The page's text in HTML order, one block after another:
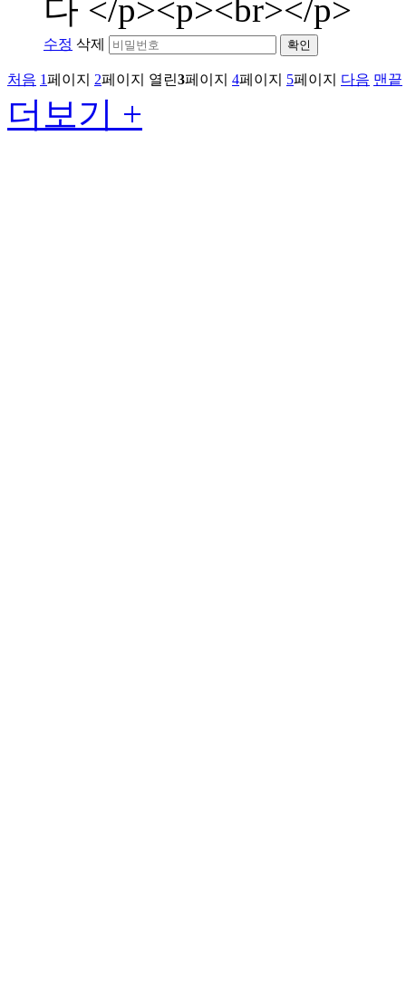
다 </p><p><br></p>
수정 삭제 확인
처음 1페이지 2페이지 열린3페이지 4페이지 5페이지 다음 맨끝
더보기 +